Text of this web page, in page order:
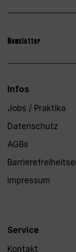
Newsletter
Infos
Jobs / Praktika
Datenschutz
AGBs
Impressum
Service
Kontakt